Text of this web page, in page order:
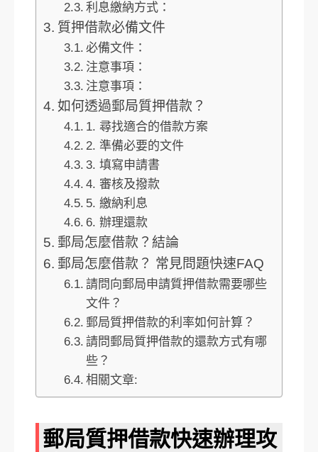
利息繳納方式：
質押借款必備文件
必備文件：
注意事項：
注意事項：
如何透過郵局質押借款？
1. 尋找適合的借款方案
2. 準備必要的文件
3. 填寫申請書
4. 審核及撥款
5. 繳納利息
6. 辦理還款
郵局怎麼借款？結論
郵局怎麼借款？ 常見問題快速FAQ
請問向郵局申請質押借款需要哪些
文件？
郵局質押借款的利率如何計算？
請問郵局質押借款的還款方式有哪
些？
相關文章:
郵局質押借款快速辦理攻